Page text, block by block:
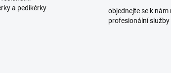
a pedikérky
objednejte se k nám
profesionální služby